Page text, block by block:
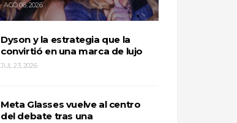
AGO 06, 2026
Dyson y la estrategia que la
convirtió en una marca de lujo
JUL 23, 2026
Meta Glasses vuelve al centro
del debate tras una